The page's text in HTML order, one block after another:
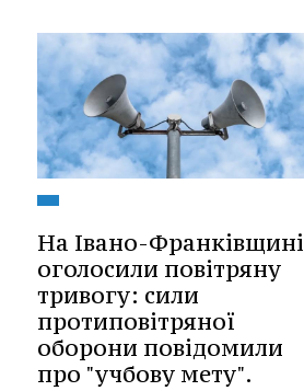
На Івано-Франківщині
оголосили повітряну
тривогу: сили
протиповітряної
оборони повідомили
про "учбову мету".